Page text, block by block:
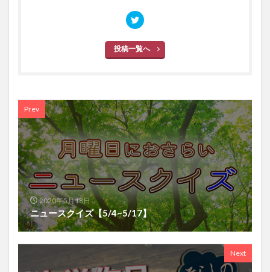
投稿一覧へ
Prev
2020年5月18日
ニュースクイズ【5/4~5/17】
Next